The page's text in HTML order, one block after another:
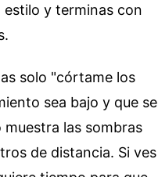
estilo y terminas con
solo "córtame los
sea bajo y que se
las sombras
de distancia. Si ves